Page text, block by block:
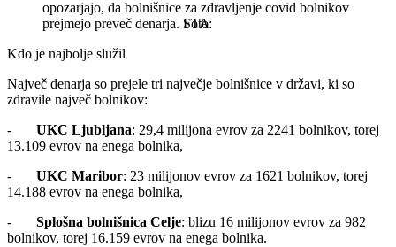
opozarjajo, da bolnišnice za zdravljenje covid bolnikov
prejmejo preveč denarja. STA
Kdo je najbolje služil
Največ denarja so prejele tri največje bolnišnice v državi, ki so
zdravile največ bolnikov:
- UKC Ljubljana: 29,4 milijona evrov za 2241 bolnikov, torej
13.109 evrov na enega bolnika,
- UKC Maribor: 23 milijonov evrov za 1621 bolnikov, torej
14.188 evrov na enega bolnika,
- Splošna bolnišnica Celje: blizu 16 milijonov evrov za 982
bolnikov, torej 16.159 evrov na enega bolnika.